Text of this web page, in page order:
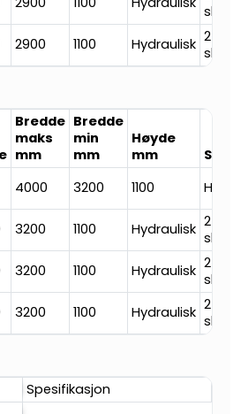
2900 1100 Hydraulisk 2
Bredde
maks
mm
Bredde
min
mm
Høyde
mm
4000 3200 1100
3200 1100 Hydraulisk 2
3200 1100 Hydraulisk 2
3200 1100 Hydraulisk 2
Spesifikasjon